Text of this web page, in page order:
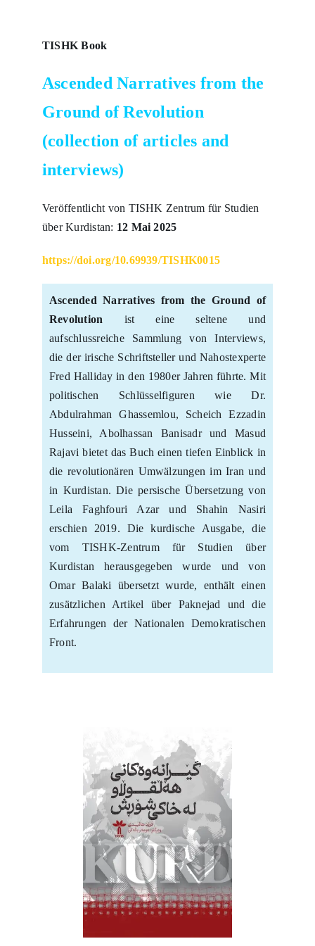
TISHK Book
Ascended Narratives from the
Ground of Revolution
(collection of articles and
interviews)
Veröffentlicht von TISHK Zentrum für Studien
über Kurdistan: 12 Mai 2025
https://doi.org/10.69939/TISHK0015
Ascended Narratives from the Ground of
Revolution ist eine seltene und
aufschlussreiche Sammlung von Interviews,
die der irische Schriftsteller und Nahostexperte
Fred Halliday in den 1980er Jahren führte. Mit
politischen Schlüsselfiguren wie Dr.
Abdulrahman Ghassemlou, Scheich Ezzadin
Husseini, Abolhassan Banisadr und Masud
Rajavi bietet das Buch einen tiefen Einblick in
die revolutionären Umwälzungen im Iran und
in Kurdistan. Die persische Übersetzung von
Leila Faghfouri Azar und Shahin Nasiri
erschien 2019. Die kurdische Ausgabe, die
vom TISHK-Zentrum für Studien über
Kurdistan herausgegeben wurde und von
Omar Balaki übersetzt wurde, enthält einen
zusätzlichen Artikel über Paknejad und die
Erfahrungen der Nationalen Demokratischen
Front.